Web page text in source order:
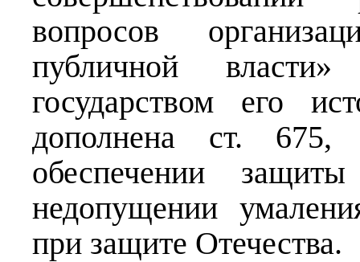
вопросов
публичной власти»
государством его
дополнена ст. 675,
обеспечении
недопущении
при защите Отечества.